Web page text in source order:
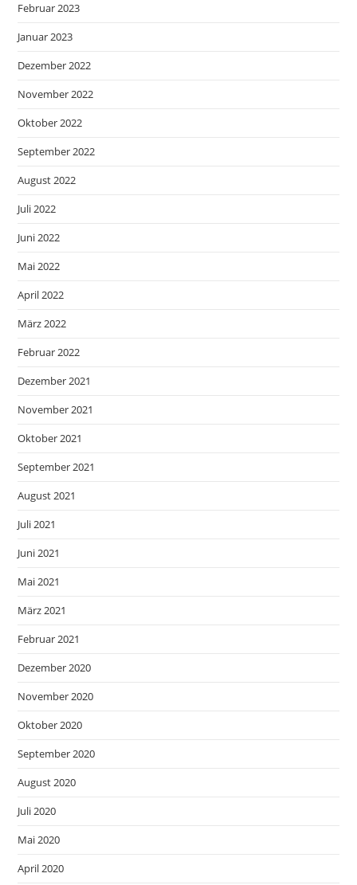
Februar 2023
Januar 2023
Dezember 2022
November 2022
Oktober 2022
September 2022
August 2022
Juli 2022
Juni 2022
Mai 2022
April 2022
März 2022
Februar 2022
Dezember 2021
November 2021
Oktober 2021
September 2021
August 2021
Juli 2021
Juni 2021
Mai 2021
März 2021
Februar 2021
Dezember 2020
November 2020
Oktober 2020
September 2020
August 2020
Juli 2020
Mai 2020
April 2020